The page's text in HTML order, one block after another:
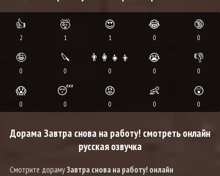
👍
2
🤯
1
😍
1
😂
0
🔞
0
🤪
0
🔪
0
👨‍👩‍👧‍👦
0
😭
0
👎
0
😱
0
😴
0
😡
0
👶
0
😲
0
Дорама Завтра снова на работу! смотреть онлайн
русская озвучка
Смотрите дорамуЗавтра снова на работу! онлайн